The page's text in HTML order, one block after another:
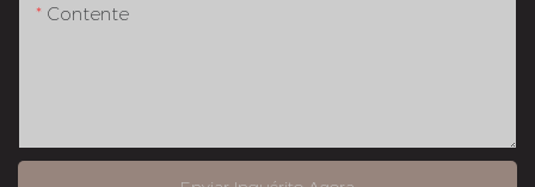
Contente